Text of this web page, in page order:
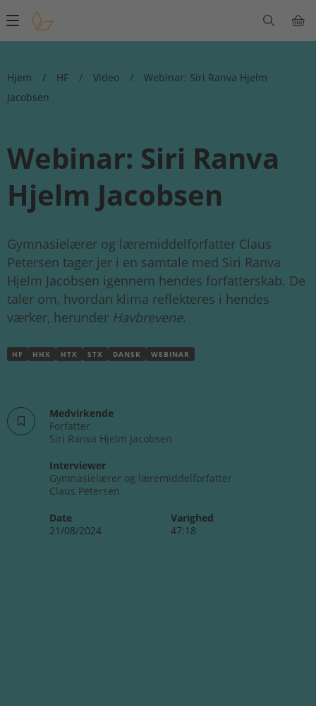
Main
navigation
Hjem / HF / Video /
Webinar: Siri Ranva Hjelm
Jacobsen
Webinar: Siri Ranva
Hjelm Jacobsen
HF HHX HTX STX DANSK WEBINAR
Gymnasielærer og læremiddelforfatter Claus
Petersen tager jer i en samtale med Siri Ranva
Hjelm Jacobsen igennem hendes forfatterskab. De
taler om, hvordan klima reflekteres i hendes
værker, herunder Havbrevene.
Medvirkende
Forfatter
Siri Ranva Hjelm Jacobsen
Interviewer
Gymnasielærer og læremiddelforfatter
Claus Petersen
Date
21/08/2024
Varighed
47:18